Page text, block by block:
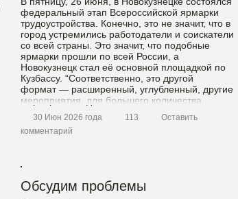
федеральный этап Всероссийской ярмарки
трудоустройства. Конечно, это не значит, что в
город устремились работодатели и соискатели
со всей страны. Это значит, что подобные
ярмарки прошли по всей России, а
Новокузнецк стал её основной площадкой по
Кузбассу. “Соответственно, это другой
формат — расширенный, углубленный, другие
мероприятия, для большего количества
ищущих […]
30 Июн 2026 года 113
Оставить
комментарий
Обсудим проблемы